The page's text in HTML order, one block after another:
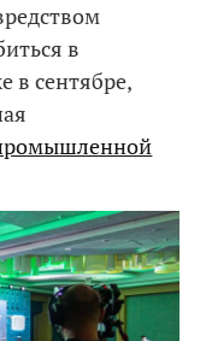
в
в сентябре,